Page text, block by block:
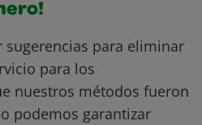
sugerencias para eliminar
para los
nuestros métodos fueron
podemos garantizar